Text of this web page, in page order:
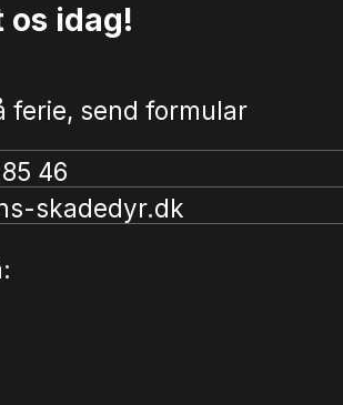
os idag!
ferie, send formular
46
skadedyr.dk